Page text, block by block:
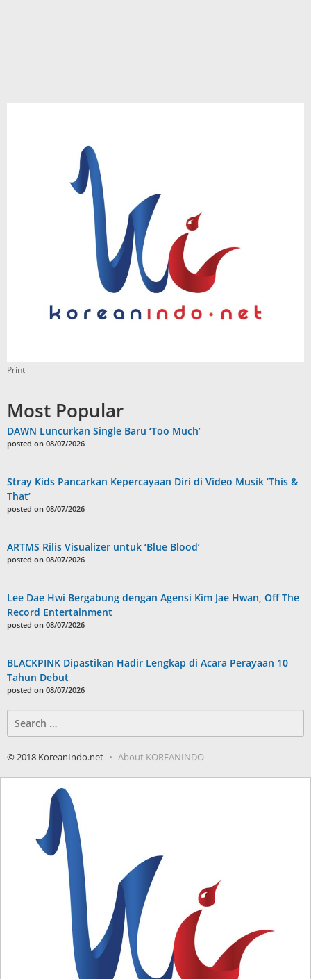
Print
Most Popular
DAWN Luncurkan Single Baru ‘Too Much’
posted on 08/07/2026
Stray Kids Pancarkan Kepercayaan Diri di Video Musik ‘This &
That’
posted on 08/07/2026
ARTMS Rilis Visualizer untuk ‘Blue Blood’
posted on 08/07/2026
Lee Dae Hwi Bergabung dengan Agensi Kim Jae Hwan, Off The
Record Entertainment
posted on 08/07/2026
BLACKPINK Dipastikan Hadir Lengkap di Acara Perayaan 10
Tahun Debut
posted on 08/07/2026
for:
© 2018 KoreanIndo.net About KOREANINDO